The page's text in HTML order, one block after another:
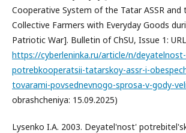
Cooperative System of the Tatar ASSR and
Collective Farmers with Everyday Goods
Patriotic War]. Bulletin of ChSU, Issue 1:
https://cyberleninka.ru/article/n/
potrebkooperatsii-tatarskoy-assr-i-
tovarami-povsednevnogo-sprosa-v-gody-
obrashcheniya: 15.09.2025)
Lysenko I.A. 2003. Deyatel'nost'